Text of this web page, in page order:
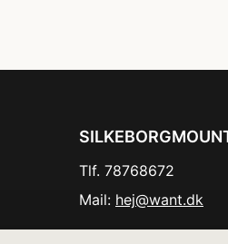
Tlf. 78768672
Mail: hej@want.dk